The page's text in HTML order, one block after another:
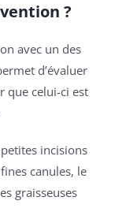
?
avec un des
d’évaluer
que celui-ci est
incisions
canules, le
graisseuses